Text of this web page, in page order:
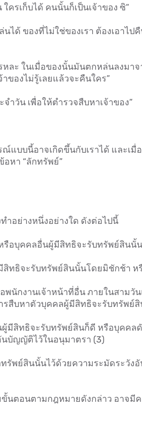
ครเก็บได้ คนนั้นก็เป็นเจ้าของ ซิ”
ได้ ของที่ไม่ใช่ของเรา ต้องเอาไป
หละ ในเมื่อของนั้นมันตกหล่นลงมา
ของไม่รู้เลยแล้วจะคืนใคร”
ำวัน เพื่อให้ตำรวจสืบหาเจ้าของ”
แบบนี้อาจเกิดขึ้นกับเราได้ และเมื่
หา “ลักทรัพย์”
ำอย่างหนึ่งอย่างใด ดังต่อไปนี้
รือบุคคลอื่นผู้มีสิทธิจะรับทรัพย์สินนั้
สิทธิจะรับทรัพย์สินนั้นโดยมิชักช้า ห
พนักงานเจ้าหน้าที่อื่น ภายในสามวั
รสืบหาตัวบุคคลผู้มีสิทธิจะรับทรัพย์
มีสิทธิจะรับทรัพย์สินก็ดี หรือบุคคล
บัญญัติไว้ในอนุมาตรา (3)
รัพย์สินนั้นไว้ด้วยความระมัดระวัง
นตอนตามกฎหมายดังกล่าว อาจมี